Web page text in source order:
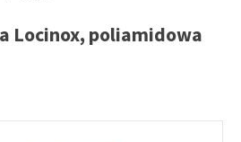
Locinox, poliamidowa